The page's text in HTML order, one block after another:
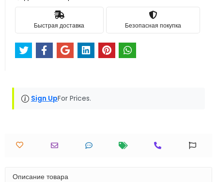
Быстрая доставка Безопасная покупка
Sign UpFor Prices.
Описание товара